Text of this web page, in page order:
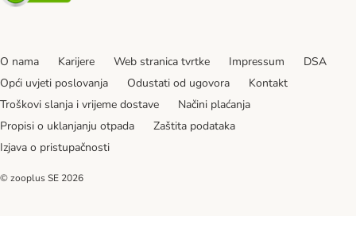
O nama Karijere Web stranica tvrtke Impressum
DSA
Opći uvjeti poslovanja
Odustati od ugovora
Kontakt
Troškovi slanja i vrijeme dostave
Načini plaćanja
Propisi o uklanjanju otpada
Zaštita podataka
Izjava o pristupačnosti
© zooplus SE 2026